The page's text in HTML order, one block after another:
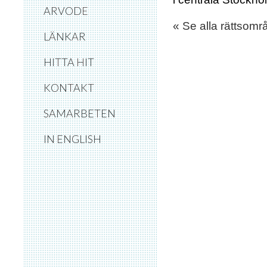
ARVODE
LÄNKAR
HITTA HIT
KONTAKT
SAMARBETEN
IN ENGLISH
« Se alla